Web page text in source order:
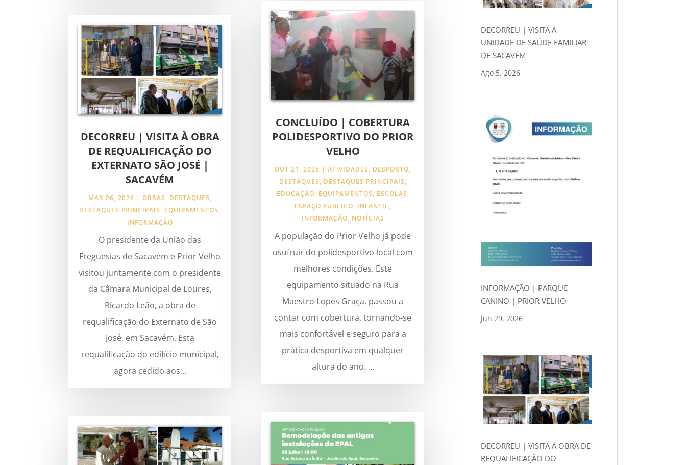
DECORREU | VISITA À OBRA
DE REQUALIFICAÇÃO DO
EXTERNATO SÃO JOSÉ |
SACAVÉM
MAR 26, 2026 | OBRAS, DESTAQUES,
DESTAQUES PRINCIPAIS, EQUIPAMENTOS,
INFORMAÇÃO
O presidente da União das
Freguesias de Sacavém e Prior Velho
visitou juntamente com o presidente
da Câmara Municipal de Loures,
Ricardo Leão, a obra de
requalificação do Externato de São
José, em Sacavém. Esta
requalificação do edifício municipal,
agora cedido aos...
CONCLUÍDO | COBERTURA
POLIDESPORTIVO DO PRIOR
VELHO
OUT 21, 2025 |ATIVIDADES, DESPORTO,
DESTAQUES, DESTAQUES PRINCIPAIS,
EDUCAÇÃO, EQUIPAMENTOS, ESCOLAS,
ESPAÇO PÚBLICO, INFANTIL,
INFORMAÇÃO, NOTÍCIAS
A população do Prior Velho já pode
usufruir do polidesportivo local com
melhores condições. Este
equipamento situado na Rua
Maestro Lopes Graça, passou a
contar com cobertura, tornando-se
mais confortável e seguro para a
prática desportiva em qualquer
altura do ano. ...
DECORREU | VISITA À
UNIDADE DE SAÚDE FAMILIAR
DE SACAVÉM
Ago 5, 2026
INFORMAÇÃO | PARQUE
CANINO | PRIOR VELHO
Jun 29, 2026
DECORREU | VISITA À OBRA DE
REQUALIFICAÇÃO DO